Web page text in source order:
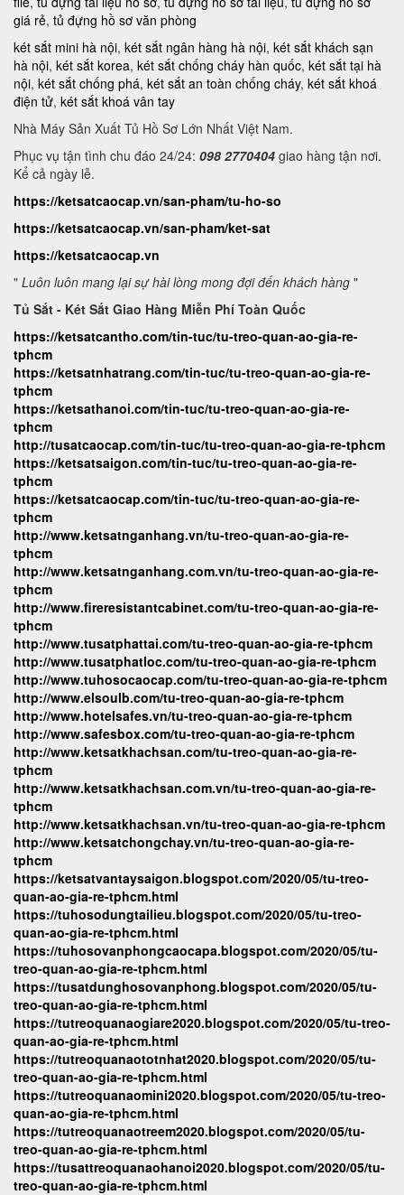
giá rẻ, tủ đựng hồ sơ văn phòng
két sắt mini hà nội, két sắt ngân hàng hà nội, két sắt khách sạn
hà nội, két sắt korea, két sắt chống cháy hàn quốc, két sắt tại hà
nội, két sắt chống phá, két sắt an toàn chống cháy, két sắt khoá
điện tử, két sắt khoá vân tay
Nhà Máy Sản Xuất Tủ Hồ Sơ Lớn Nhất Việt Nam.
Phục vụ tận tình chu đáo 24/24: 098 2770404 giao hàng tận nơi.
Kể cả ngày lễ.
https://ketsatcaocap.vn/san-pham/tu-ho-so
https://ketsatcaocap.vn/san-pham/ket-sat
https://ketsatcaocap.vn
" Luôn luôn mang lại sự hài lòng mong đợi đến khách hàng "
Tủ Sắt - Két Sắt Giao Hàng Miễn Phí Toàn Quốc
https://ketsatcantho.com/tin-tuc/tu-treo-quan-ao-gia-re-
tphcm
https://ketsatnhatrang.com/tin-tuc/tu-treo-quan-ao-gia-re-
tphcm
https://ketsathanoi.com/tin-tuc/tu-treo-quan-ao-gia-re-
tphcm
http://tusatcaocap.com/tin-tuc/tu-treo-quan-ao-gia-re-tphcm
https://ketsatsaigon.com/tin-tuc/tu-treo-quan-ao-gia-re-
tphcm
https://ketsatcaocap.com/tin-tuc/tu-treo-quan-ao-gia-re-
tphcm
http://www.ketsatnganhang.vn/tu-treo-quan-ao-gia-re-
tphcm
http://www.ketsatnganhang.com.vn/tu-treo-quan-ao-gia-re-
tphcm
http://www.fireresistantcabinet.com/tu-treo-quan-ao-gia-re-
tphcm
http://www.tusatphattai.com/tu-treo-quan-ao-gia-re-tphcm
http://www.tusatphatloc.com/tu-treo-quan-ao-gia-re-tphcm
http://www.tuhosocaocap.com/tu-treo-quan-ao-gia-re-tphcm
http://www.elsoulb.com/tu-treo-quan-ao-gia-re-tphcm
http://www.hotelsafes.vn/tu-treo-quan-ao-gia-re-tphcm
http://www.safesbox.com/tu-treo-quan-ao-gia-re-tphcm
http://www.ketsatkhachsan.com/tu-treo-quan-ao-gia-re-
tphcm
http://www.ketsatkhachsan.com.vn/tu-treo-quan-ao-gia-re-
tphcm
http://www.ketsatkhachsan.vn/tu-treo-quan-ao-gia-re-tphcm
http://www.ketsatchongchay.vn/tu-treo-quan-ao-gia-re-
tphcm
https://ketsatvantaysaigon.blogspot.com/2020/05/tu-treo-
quan-ao-gia-re-tphcm.html
https://tuhosodungtailieu.blogspot.com/2020/05/tu-treo-
quan-ao-gia-re-tphcm.html
https://tuhosovanphongcaocapa.blogspot.com/2020/05/tu-
treo-quan-ao-gia-re-tphcm.html
https://tusatdunghosovanphong.blogspot.com/2020/05/tu-
treo-quan-ao-gia-re-tphcm.html
https://tutreoquanaogiare2020.blogspot.com/2020/05/tu-treo-
quan-ao-gia-re-tphcm.html
https://tutreoquanaototnhat2020.blogspot.com/2020/05/tu-
treo-quan-ao-gia-re-tphcm.html
https://tutreoquanaomini2020.blogspot.com/2020/05/tu-treo-
quan-ao-gia-re-tphcm.html
https://tutreoquanaotreem2020.blogspot.com/2020/05/tu-
treo-quan-ao-gia-re-tphcm.html
https://tusattreoquanaohanoi2020.blogspot.com/2020/05/tu-
treo-quan-ao-gia-re-tphcm.html